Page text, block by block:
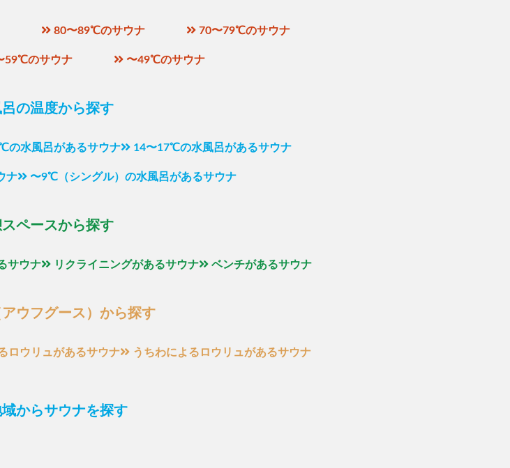
80〜89℃のサウナ 70〜79℃のサウナ
59℃のサウナ 〜49℃のサウナ
の温度から探す
の水風呂があるサウナ 14〜17℃の水風呂があるサウナ
ナ 〜9℃（シングル）の水風呂があるサウナ
ペースから探す
サウナ リクライニングがあるサウナ ベンチがあるサウナ
ウフグース）から探す
ロウリュがあるサウナ うちわによるロウリュがあるサウナ
からサウナを探す